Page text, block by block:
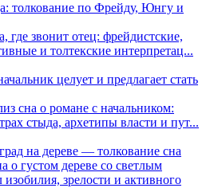
толкование по Фрейду, Юнгу и
где звонит отец: фрейдистские,
и толтекские интерпретац...
целует и предлагает стать
сна о романе с начальником:
стыда, архетипы власти и пут...
на дереве — толкование сна
о густом дереве со светлым
зрелости и активного